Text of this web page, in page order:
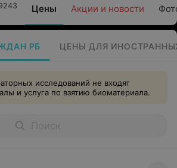
Цены Акции и новости
РБ ЦЕНЫ ДЛЯ
исследований не входят
и услуга по взятию биоматериала.